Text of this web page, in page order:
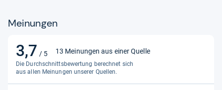
Meinungen
3,7 / 5
3,7
von
5
Sternen
13 Meinungen aus einer Quelle
Die Durchschnittsbewertung berechnet sich
aus allen Meinungen unserer Quellen.